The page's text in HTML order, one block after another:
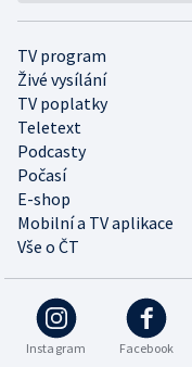
TV program
Živé vysílání
TV poplatky
Teletext
Podcasty
Počasí
E-shop
Mobilní a TV aplikace
Vše o ČT
Instagram Facebook